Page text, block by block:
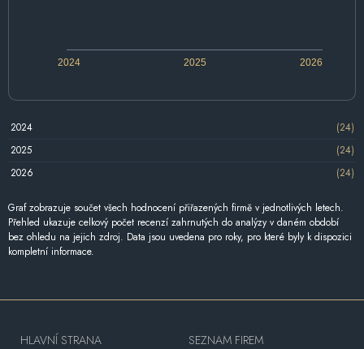
2024 2026
2025
2024
(24)
2025
(24)
2026
(24)
Graf zobrazuje součet všech hodnocení přiřazených firmě v jednotlivých letech.
Přehled ukazuje celkový počet recenzí zahrnutých do analýzy v daném období
bez ohledu na jejich zdroj. Data jsou uvedena pro roky, pro které byly k dispozici
kompletní informace.
HLAVNÍ STRANA
SEZNAM FIREM